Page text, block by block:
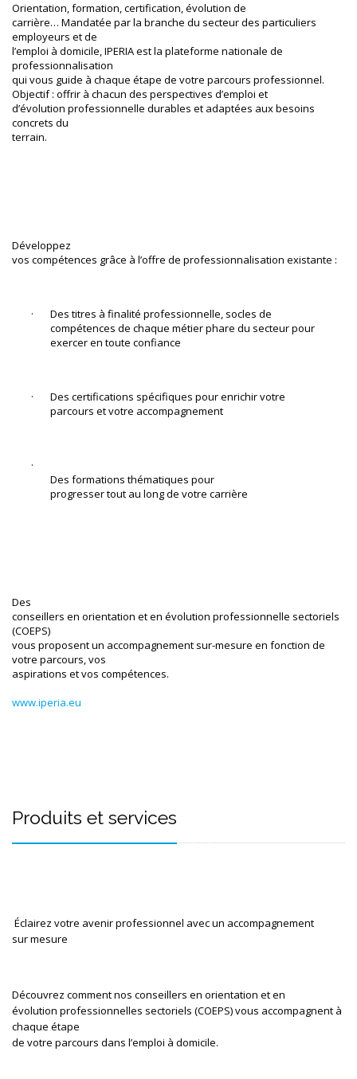
Orientation, formation, certification, évolution de
carrière… Mandatée par la branche du secteur des particuliers
employeurs et de
l’emploi à domicile, IPERIA est la plateforme nationale de
professionnalisation
qui vous guide à chaque étape de votre parcours professionnel.
Objectif : offrir à chacun des perspectives d’emploi et
d’évolution professionnelle durables et adaptées aux besoins
concrets du
terrain.
Développez
vos compétences grâce à l’offre de professionnalisation existante :
·       Des titres à finalité professionnelle, socles de
compétences de chaque métier phare du secteur pour
exercer en toute confiance
·       Des certifications spécifiques pour enrichir votre
parcours et votre accompagnement
·
Des formations thématiques pour
progresser tout au long de votre carrière
Des
conseillers en orientation et en évolution professionnelle sectoriels
(COEPS)
vous proposent un accompagnement sur-mesure en fonction de
votre parcours, vos
aspirations et vos compétences.
www.iperia.eu
Produits et services
sur mesure
Découvrez comment nos conseillers en orientation et en
évolution professionnelles sectoriels (COEPS) vous accompagnent à
chaque étape
de votre parcours dans l’emploi à domicile.